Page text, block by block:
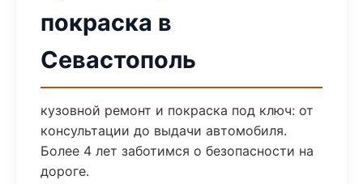
покраска в
Севастополь
кузовной ремонт и покраска под ключ: от
консультации до выдачи автомобиля.
Более 4 лет заботимся о безопасности на
дороге.